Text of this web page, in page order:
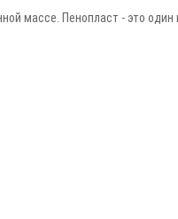
массе. Пенопласт - это